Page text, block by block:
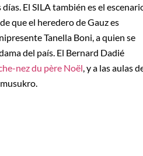
El SILA también es el
que el heredero de Gauz es
Tanella Boni, a quien se
del país. El Bernard Dadié
nez du père Noël, y a las aulas